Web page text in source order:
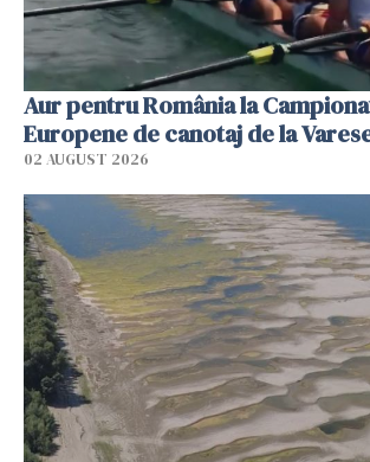
Aur pentru România la
Europene de canotaj de la
02 AUGUST 2026